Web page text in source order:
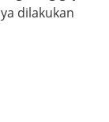
dilakukan